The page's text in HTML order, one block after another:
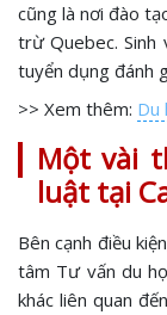
cũng là nơi đào
trừ Quebec. Sinh
tuyển dụng đánh
>> Xem thêm: Du
Một vài
luật tại
Bên cạnh điều
tâm Tư vấn du
khác liên quan đến